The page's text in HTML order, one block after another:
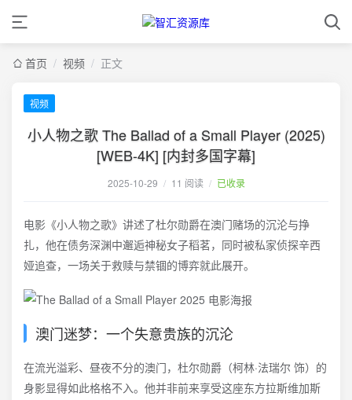
首页 / 视频 / 正文
视频
小人物之歌 The Ballad of a Small Player (2025)
[WEB-4K] [内封多国字幕]
2025-10-29 / 11 阅读 / 已收录
电影《小人物之歌》讲述了杜尔勋爵在澳门赌场的沉沦与挣
扎，他在债务深渊中邂逅神秘女子稻茗，同时被私家侦探辛西
娅追查，一场关于救赎与禁锢的博弈就此展开。
澳门迷梦：一个失意贵族的沉沦
在流光溢彩、昼夜不分的澳门，杜尔勋爵（柯林·法瑞尔 饰）的
身影显得如此格格不入。他并非前来享受这座东方拉斯维加斯